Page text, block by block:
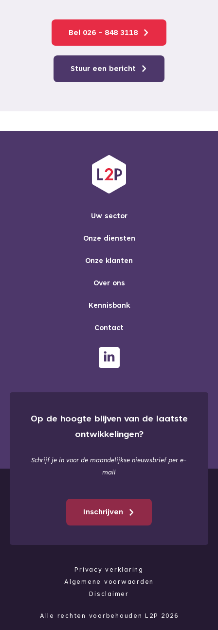
Bel 026 - 848 3118
Stuur een bericht
Uw sector
Onze diensten
Onze klanten
Over ons
Kennisbank
Contact
Op de hoogte blijven van de laatste
ontwikkelingen?
Schrijf je in voor de maandelijkse nieuwsbrief per e-
mail
Inschrijven
Privacy verklaring
Algemene voorwaarden
Disclaimer
Alle rechten voorbehouden L2P 2026